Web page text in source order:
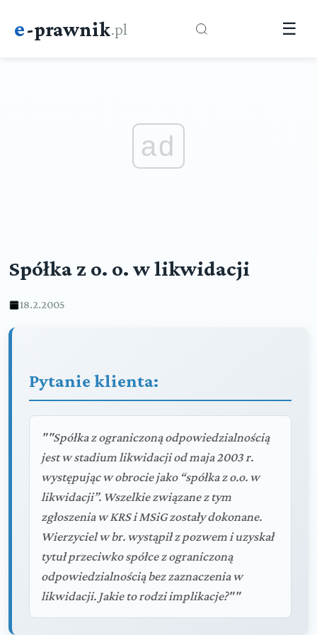
e-prawnik.pl ☰
ad
Spółka z o. o. w likwidacji
18.2.2005
Pytanie klienta:
""Spółka z ograniczoną odpowiedzialnością
jest w stadium likwidacji od maja 2003 r.
występując w obrocie jako “spółka z o.o. w
likwidacji”. Wszelkie związane z tym
zgłoszenia w KRS i MSiG zostały dokonane.
Wierzyciel w br. wystąpił z pozwem i uzyskał
tytuł przeciwko spółce z ograniczoną
odpowiedzialnością bez zaznaczenia w
likwidacji. Jakie to rodzi implikacje?""